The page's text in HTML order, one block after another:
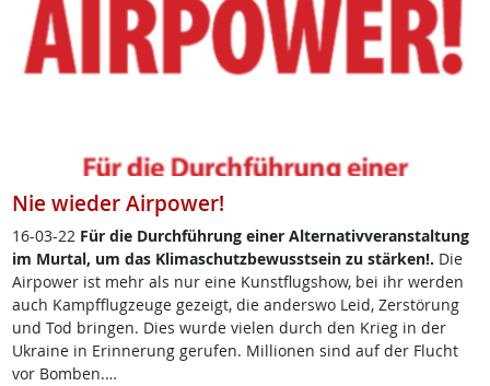
Nie wieder Airpower!
16-03-22 Für die Durch­füh­rung ei­ner Al­ter­na­tiv­ver­an­stal­tung
im Mur­tal, um das Kli­ma­schutz­be­wusst­sein zu stär­ken!. Die
Air­po­wer ist mehr als nur ei­ne Kunst­flug­show, bei ihr wer­den
auch Kampf­flug­zeu­ge ge­zeigt, die an­ders­wo Leid, Zer­stör­ung
und Tod brin­gen. Dies wur­de vie­len durch den Krieg in der
Ukrai­ne in Er­in­ne­rung ge­ru­fen. Mil­lio­nen sind auf der Flucht
vor Bom­ben.…